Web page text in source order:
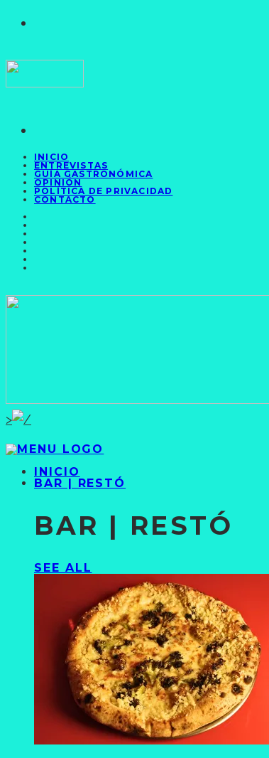
INICIO
ENTREVISTAS
GUÍA GASTRONÓMICA
OPINIÓN
POLÍTICA DE PRIVACIDAD
CONTACTO
>
INICIO
BAR | RESTÓ
BAR | RESTÓ
SEE ALL